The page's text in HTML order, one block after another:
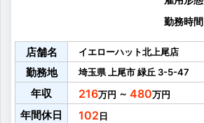
勤務時間
店舗名 イエローハット北上尾店
勤務地 埼玉県 上尾市緑丘 3-5-47
年収 216 ～ 480
年間休日 102